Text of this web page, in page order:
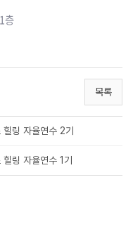
층
목록
링 자율연수 2기
링 자율연수 1기